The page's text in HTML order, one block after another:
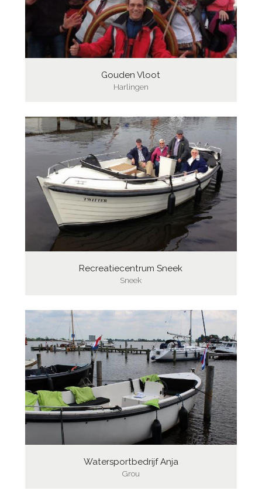
Gouden Vloot
Harlingen
Recreatiecentrum Sneek
Sneek
Watersportbedrijf Anja
Grou